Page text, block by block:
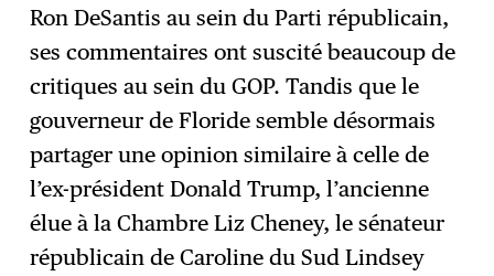
Ron DeSantis au sein du Parti républicain,
ses commentaires ont suscité beaucoup de
critiques au sein du GOP. Tandis que le
gouverneur de Floride semble désormais
partager une opinion similaire à celle de
l’ex-président Donald Trump, l’ancienne
élue à la Chambre Liz Cheney, le sénateur
républicain de Caroline du Sud Lindsey